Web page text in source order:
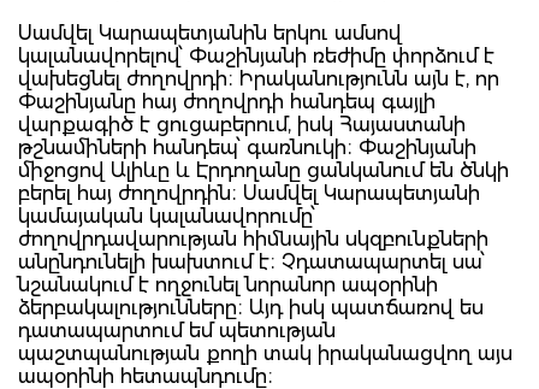
Սամվել Կարապետյանին երկու ամսով
կալանավորելով՝ Փաշինյանի ռեժիմը փորձում է
վախեցնել ժողովրդի։ Իրականությունն այն է, որ
Փաշինյանը հայ ժողովրդի հանդեպ գայլի
վարքագիծ է ցուցաբերում, իսկ Հայաստանի
թշնամիների հանդեպ՝ գառնուկի։ Փաշինյանի
միջոցով Ալիևը և Էրդողանը ցանկանում են ծնկի
բերել հայ ժողովրդին։ Սամվել Կարապետյանի
կամայական կալանավորումը՝
ժողովրդավարության հիմնային սկզբունքների
անընդունելի խախտում է։ Չդատապարտել սա՝
նշանակում է ողջունել նորանոր ապօրինի
ձերբակալությունները։ Այդ իսկ պատճառով ես
դատապարտում եմ պետության
պաշտպանության քողի տակ իրականացվող այս
ապօրինի հետապնդումը։